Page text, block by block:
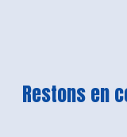
Restons en